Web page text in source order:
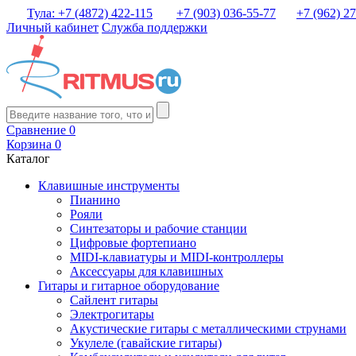
Тула: +7 (4872) 422-115 +7 (903) 036-55-77
+7 (962)
Личный кабинет Служба поддержки
Сравнение 0
Корзина 0
Каталог
Клавишные инструменты
Пианино
Рояли
Синтезаторы и рабочие станции
Цифровые фортепиано
MIDI-клавиатуры и MIDI-контроллеры
Аксессуары для клавишных
Гитары и гитарное оборудование
Сайлент гитары
Электрогитары
Акустические гитары с металлическими струнами
Укулеле (гавайские гитары)